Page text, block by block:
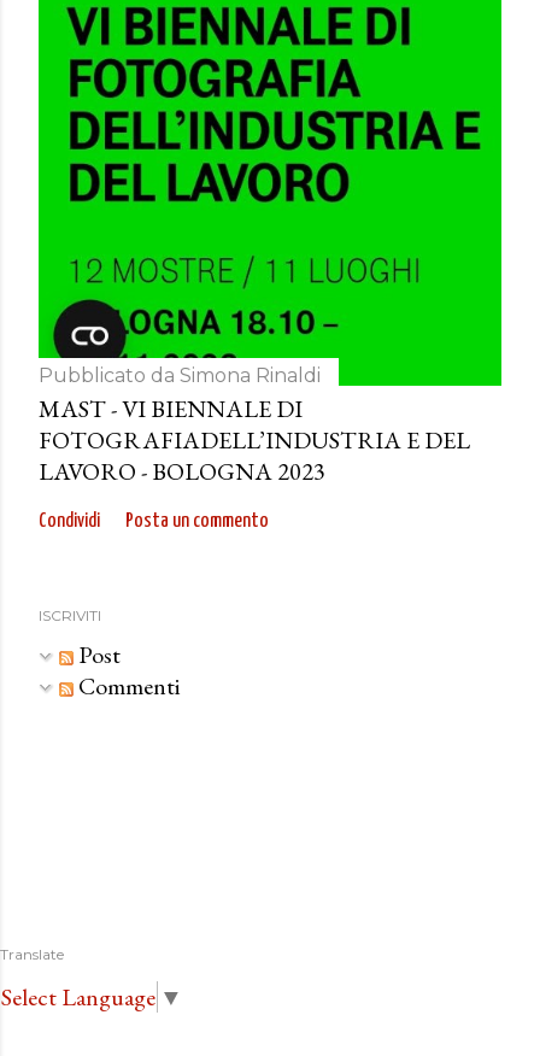
Pubblicato da Simona Rinaldi
MAST - VI BIENNALE DI
FOTOGRAFIADELL’INDUSTRIA E DEL
LAVORO - BOLOGNA 2023
Condividi Posta un commento
ISCRIVITI
Post
Commenti
Translate
Select Language ▼